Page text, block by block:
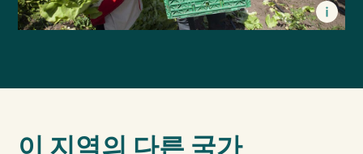
이 지역의 다른 국가